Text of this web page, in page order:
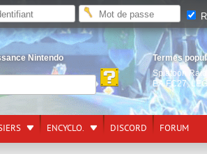
Nintendo
Termes
Splatoon
EA FC27,
ENCYCLO. DISCORD FORUM